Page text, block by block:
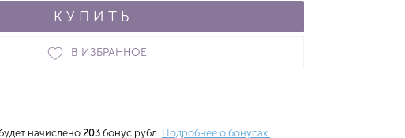
КУПИТЬ
В ИЗБРАННОЕ
начислено 203 бонус.рубл. Подробнее о бонусах.